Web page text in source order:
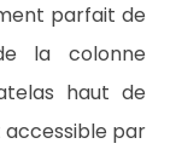
parfait de
la colonne
haut de
par